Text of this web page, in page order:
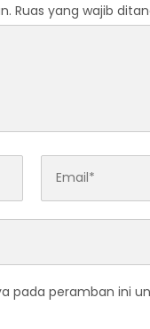
Ruas yang wajib
pada peramban ini